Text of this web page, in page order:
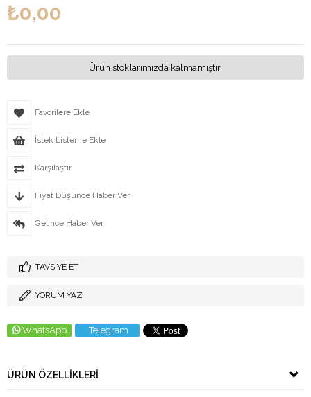
₺0,00
Ürün stoklarımızda kalmamıştır.
Favorilere Ekle
İstek Listeme Ekle
Karşılaştır
Fiyat Düşünce Haber Ver
Gelince Haber Ver
TAVSIYE ET
YORUM YAZ
WhatsApp Telegram
ÜRÜN ÖZELLIKLERI